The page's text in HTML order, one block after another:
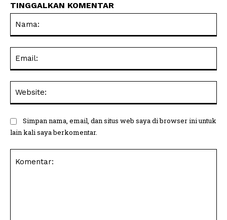
TINGGALKAN KOMENTAR
Simpan nama, email, dan situs web saya di browser ini untuk
lain kali saya berkomentar.